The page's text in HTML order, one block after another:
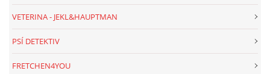
VETERINA - JEKL&HAUPTMAN
PSÍ DETEKTIV
FRETCHEN4YOU